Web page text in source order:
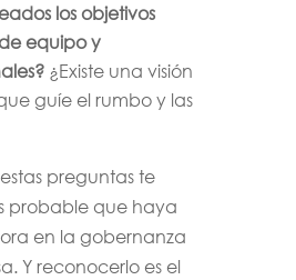
los objetivos
equipo y
¿Existe una visión
guíe el rumbo y las
preguntas te
probable que haya
en la gobernanza
Y reconocerlo es el